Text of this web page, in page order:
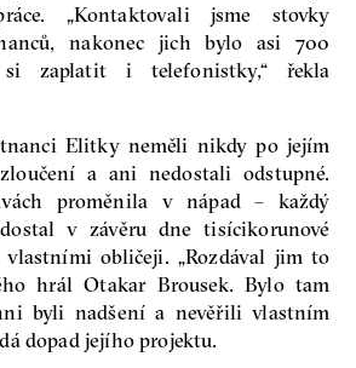
„Kontaktovali jsme stovky
nakonec jich bylo asi 700
zaplatit i telefonistky,“ řekla
Elitky neměli nikdy po jejím
a ani nedostali odstupné.
proměnila v nápad – každý
v závěru dne tisícikorunové
obličeji. „Rozdával jim to
hrál Otakar Brousek. Bylo tam
byli nadšení a nevěřili vlastním
dopad jejího projektu.